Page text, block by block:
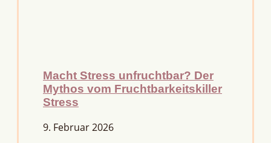
Macht Stress unfruchtbar? Der
Mythos vom Fruchtbarkeitskiller
Stress
9. Februar 2026